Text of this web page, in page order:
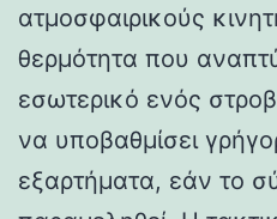
ατμοσφαιρικούς
θερμότητα που
εσωτερικό ενός
να υποβαθμίσει
εξαρτήματα, εάν το